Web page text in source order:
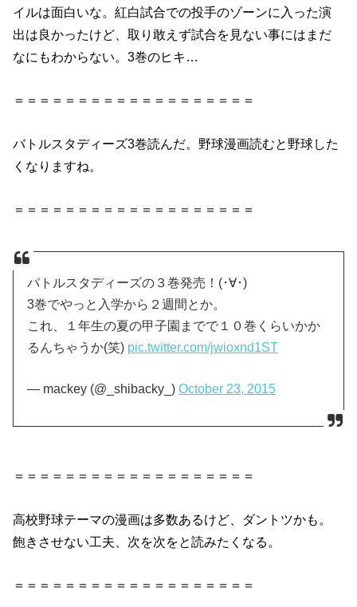
イルは面白いな。紅白試合での投手のゾーンに入った演
出は良かったけど、取り敢えず試合を見ない事にはまだ
なにもわからない。3巻のヒキ…
＝＝＝＝＝＝＝＝＝＝＝＝＝＝＝＝＝＝＝
バトルスタディーズ3巻読んだ。野球漫画読むと野球した
くなりますね。
＝＝＝＝＝＝＝＝＝＝＝＝＝＝＝＝＝＝＝
バトルスタディーズの３巻発売！(･∀･)
3巻でやっと入学から２週間とか。
これ、１年生の夏の甲子園までで１０巻くらいかか
るんちゃうか(笑) pic.twitter.com/jwioxnd1ST
— mackey (@_shibacky_)October 23, 2015
＝＝＝＝＝＝＝＝＝＝＝＝＝＝＝＝＝＝＝
高校野球テーマの漫画は多数あるけど、ダントツかも。
飽きさせない工夫、次を次をと読みたくなる。
＝＝＝＝＝＝＝＝＝＝＝＝＝＝＝＝＝＝＝